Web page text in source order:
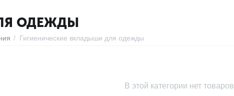
ОДЕЖДЫ
/ Гигиенические вкладыши для одежды
В этой категории нет товаров